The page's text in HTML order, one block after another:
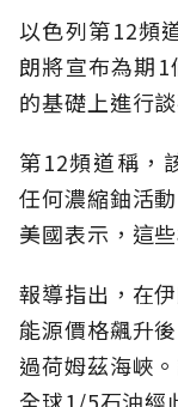
以色列第12頻
朗將宣布為期
的基礎上進行談
第12頻道稱，
任何濃縮鈾活
美國表示，這
報導指出，在
能源價格飆升
過荷姆茲海峽